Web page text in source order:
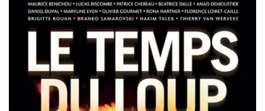
Misdaad
Musical
Oorlogsfilm
Romantische komedie
Thriller